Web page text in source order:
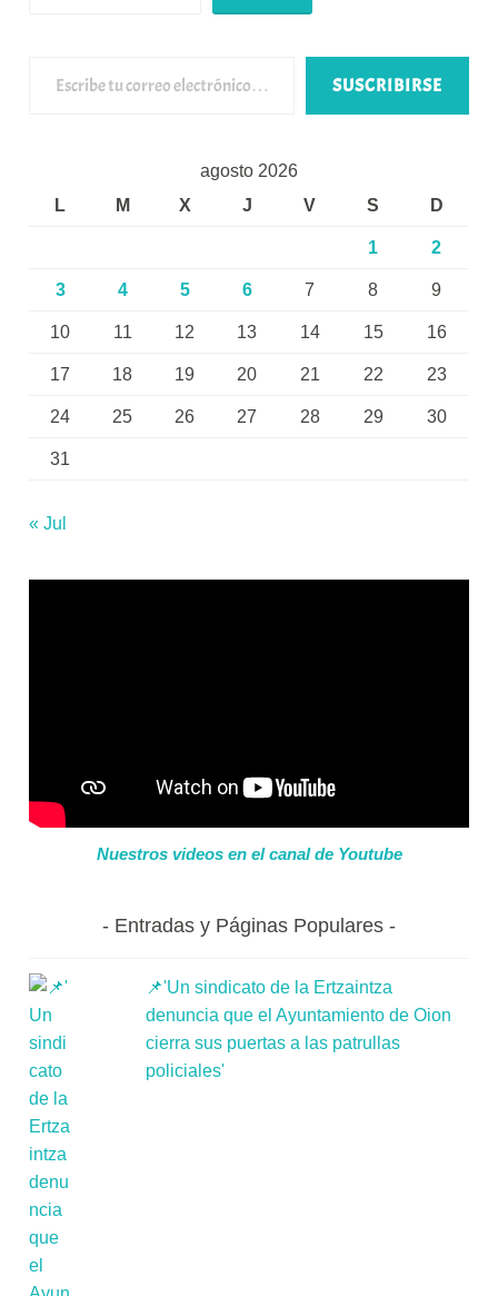
SUSCRIBIRSE
agosto 2026
L
M X J V S D
1 2
3 4 5 6 7 8 9
10 11 12 13 14 15 16
17 18 19 20 21 22 23
24 25 26 27 28 29 30
31
« Jul
Nuestros videos en el canal de Youtube
Entradas y Páginas Populares
📌'Un sindicato de la Ertzaintza
denuncia que el Ayuntamiento de Oion
cierra sus puertas a las patrullas
policiales'